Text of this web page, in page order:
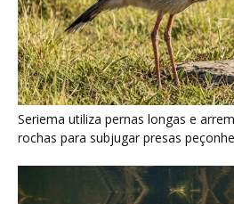
Seriema utiliza pernas longas e
rochas para subjugar presas